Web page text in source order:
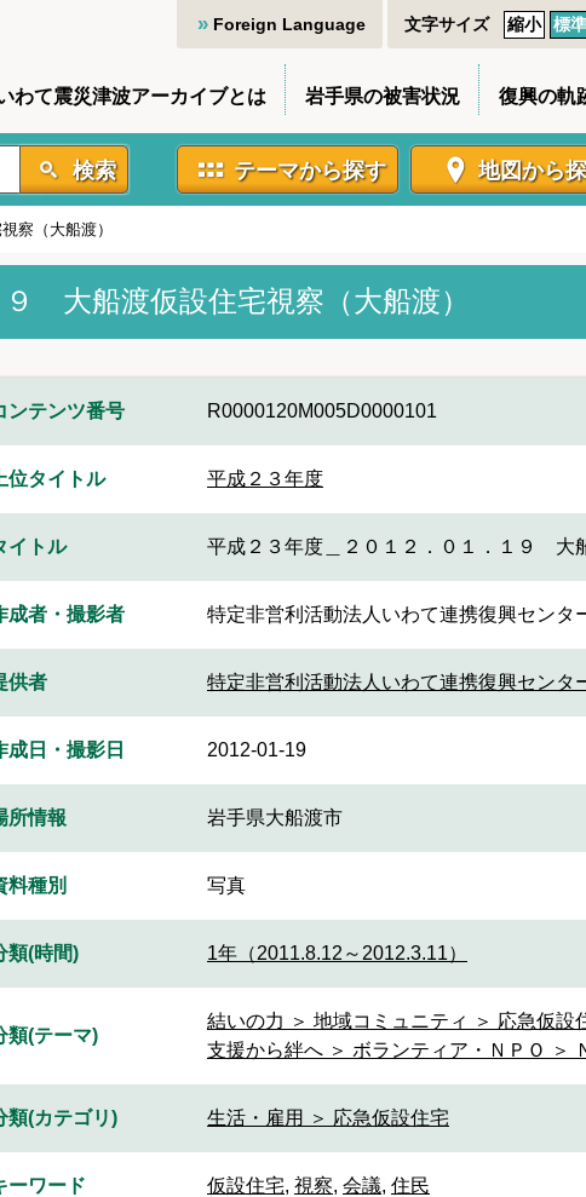
Foreign Language 文字サイズ 縮小 標準
わて震災津波アーカイブとは 岩手県の被害状況 復興の軌
検索 テーマから探す 地図から
察（大船渡）
大船渡仮設住宅視察（大船渡）
ンテンツ番号 R0000120M005D0000101
上位タイトル 平成２３年度
イトル 平成２３年度＿２０１２．０１．１９ 大
成者・撮影者 特定非営利活動法人いわて連携復興センタ
供者 特定非営利活動法人いわて連携復興センタ
成日・撮影日 2012-01-19
所情報 岩手県大船渡市
料種別 写真
類(時間) 1年（2011.8.12～2012.3.11）
類(テーマ)
結いの力 ＞ 地域コミュニティ ＞ 応急仮設
支援から絆へ ＞ ボランティア・ＮＰＯ ＞
類(カテゴリ) 生活・雇用 ＞ 応急仮設住宅
ーワード 仮設住宅, 視察, 会議, 住民